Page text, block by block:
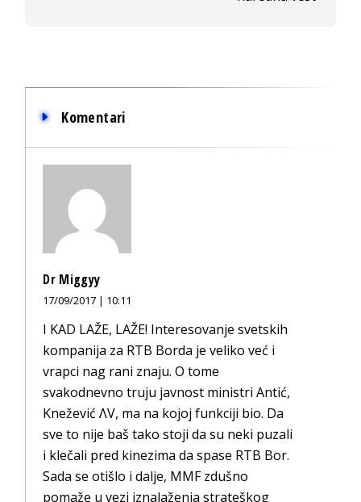
Komentari
Dr Miggyy
17/09/2017 | 10:11
I KAD LAŽE, LAŽE! Interesovanje svetskih
kompanija za RTB Borda je veliko već i
vrapci nag rani znaju. O tome
svakodnevno truju javnost ministri Antić,
Knežević ΛV, ma na kojoj funkciji bio. Da
sve to nije baš tako stoji da su neki puzali
i klečali pred kinezima da spase RTB Bor.
Sada se otišlo i dalje, MMF zdušno
pomaže u vezi iznalaženja strateškog